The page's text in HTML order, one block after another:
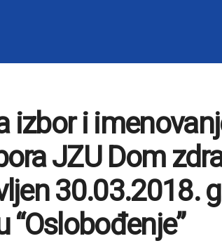
izbor i
JZU Dom
30.03.2018.